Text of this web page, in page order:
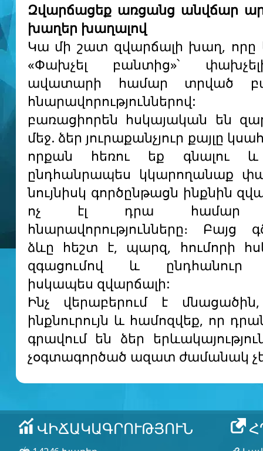
Զվարճացեք առցանց անվճար
խաղեր խաղալով
Կա մի շատ զվարճալի խաղ, որը
«Փախչել բանտից»՝
ավատարի համար տրված
բառացիորեն հսկայական են
մեջ. ձեր յուրաքանչյուր քայլը
որքան հեռու եք գնալու և
ընդհանրապես կկարողանաք
նույնիսկ գործընթացն ինքնին
ոչ էլ դրա համար
հնարավորությունները։ Բայց
ձևը հեշտ է, պարզ, հումորի
զգացումով և ընդհանուր
իսկապես զվարճալի:
Ինչ վերաբերում է
ինքնուրույն և համոզվեք, որ
գրավում են ձեր
չօգտագործած ազատ ժամանակ